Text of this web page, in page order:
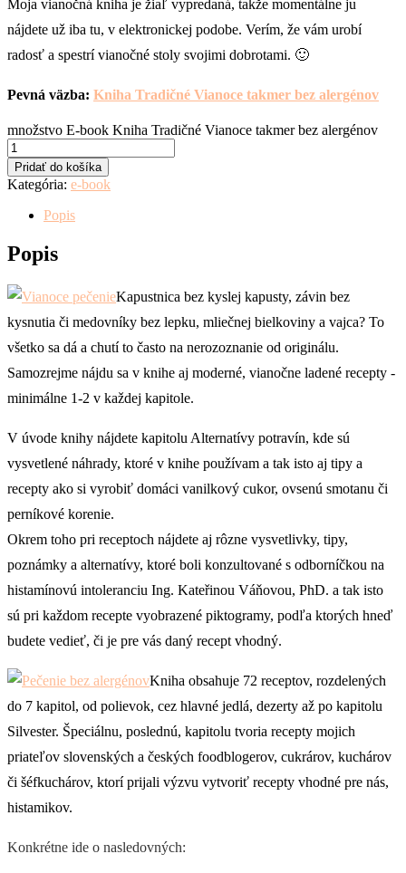
Moja vianočná kniha je žiaľ vypredaná, takže momentálne ju
nájdete už iba tu, v elektronickej podobe. Verím, že vám urobí
radosť a spestrí vianočné stoly svojimi dobrotami. 🙂
Pevná väzba: Kniha Tradičné Vianoce takmer bez alergénov
množstvo E-book Kniha Tradičné Vianoce takmer bez alergénov
Pridať do košíka
Kategória: e-book
Popis
Popis
Kapustnica bez kyslej kapusty, závin bez
kysnutia či medovníky bez lepku, mliečnej bielkoviny a vajca? To
všetko sa dá a chutí to často na nerozoznanie od originálu.
Samozrejme nájdu sa v knihe aj moderné, vianočne ladené recepty -
minimálne 1-2 v každej kapitole.
V úvode knihy nájdete kapitolu Alternatívy potravín, kde sú
vysvetlené náhrady, ktoré v knihe používam a tak isto aj tipy a
recepty ako si vyrobiť domáci vanilkový cukor, ovsenú smotanu či
perníkové korenie.
Okrem toho pri receptoch nájdete aj rôzne vysvetlivky, tipy,
poznámky a alternatívy, ktoré boli konzultované s odborníčkou na
histamínovú intoleranciu Ing. Kateřinou Váňovou, PhD. a tak isto
sú pri každom recepte vyobrazené piktogramy, podľa ktorých hneď
budete vedieť, či je pre vás daný recept vhodný.
Kniha obsahuje 72 receptov, rozdelených
do 7 kapitol, od polievok, cez hlavné jedlá, dezerty až po kapitolu
Silvester. Špeciálnu, poslednú, kapitolu tvoria recepty mojich
priateľov slovenských a českých foodblogerov, cukrárov, kuchárov
či šéfkuchárov, ktorí prijali výzvu vytvoriť recepty vhodné pre nás,
histamikov.
Konkrétne ide o nasledovných: